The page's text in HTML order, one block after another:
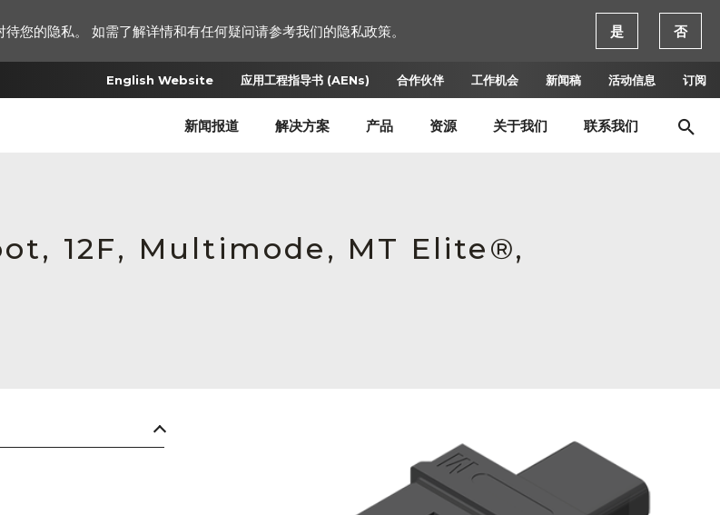
English Website 应用工程指导书 (AENs) 合作伙伴 工作机会 新闻稿 活动信息 订阅
新闻报道 解决方案 产品 资源 关于我们 联系我们
12F, Multimode, MT Elite®,
您的隐私。 如需了解详情和有任何疑问请参考我们的隐私政策。 是 否